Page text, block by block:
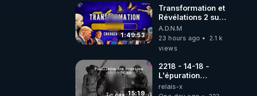
opposant !
1:49:53
Transformation et
Révélations 2 sur
2 - live du
07/08/26
A.D.N.M
23 hours ago
2.1 k
views
15:19
2218 - 14-18 -
L'épuration
républicaine
organisée par les
relais-x